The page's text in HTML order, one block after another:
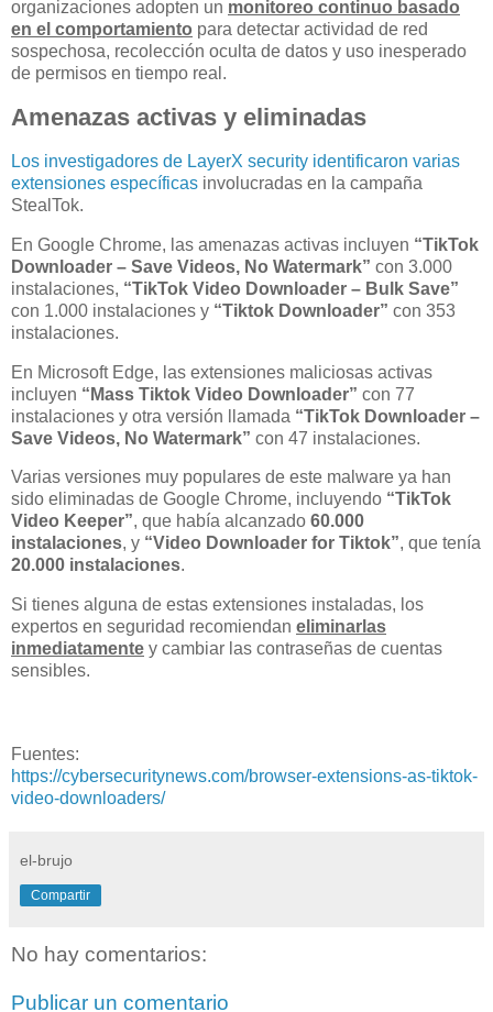
organizaciones adopten un monitoreo continuo basado
en el comportamiento para detectar actividad de red
sospechosa, recolección oculta de datos y uso inesperado
de permisos en tiempo real.
Amenazas activas y eliminadas
Los investigadores de LayerX security identificaron varias
extensiones específicas involucradas en la campaña
StealTok.
En Google Chrome, las amenazas activas incluyen “TikTok
Downloader – Save Videos, No Watermark” con 3.000
instalaciones, “TikTok Video Downloader – Bulk Save”
con 1.000 instalaciones y “Tiktok Downloader” con 353
instalaciones.
En Microsoft Edge, las extensiones maliciosas activas
incluyen “Mass Tiktok Video Downloader” con 77
instalaciones y otra versión llamada “TikTok Downloader –
Save Videos, No Watermark” con 47 instalaciones.
Varias versiones muy populares de este malware ya han
sido eliminadas de Google Chrome, incluyendo “TikTok
Video Keeper”, que había alcanzado 60.000
instalaciones, y “Video Downloader for Tiktok”, que tenía
20.000 instalaciones.
Si tienes alguna de estas extensiones instaladas, los
expertos en seguridad recomiendan eliminarlas
inmediatamente y cambiar las contraseñas de cuentas
sensibles.
Fuentes:
https://cybersecuritynews.com/browser-extensions-as-tiktok-
video-downloaders/
el-brujo
Compartir
No hay comentarios:
Publicar un comentario